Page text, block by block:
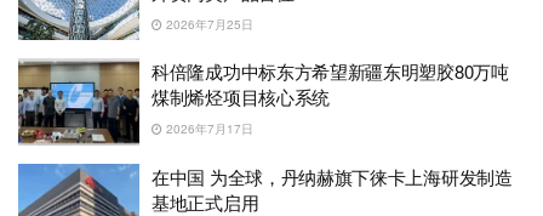
2026年7月25日
科倍隆成功中标东方希望新疆东明塑胶80万吨
煤制烯烃项目核心系统
2026年7月17日
在中国 为全球，丹纳赫旗下徕卡上海研发制造
基地正式启用